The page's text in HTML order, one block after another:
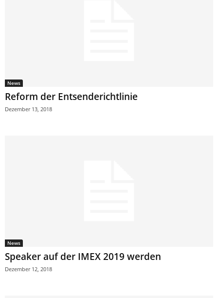
News
Reform der Entsenderichtlinie
Dezember 13, 2018
News
Speaker auf der IMEX 2019 werden
Dezember 12, 2018